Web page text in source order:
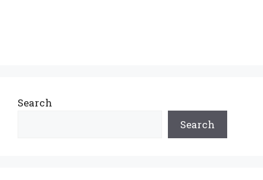
Search
Search